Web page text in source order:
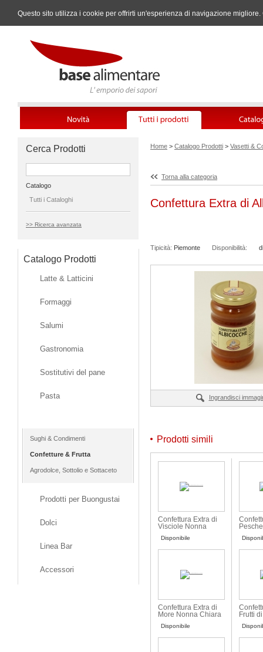
Questo sito utilizza i cookie per offrirti un'esperienza di navigazione
Cerca Prodotti
Catalogo
Tutti i Cataloghi
>> Ricerca avanzata
Catalogo Prodotti
Latte & Latticini
Formaggi
Salumi
Gastronomia
Sostitutivi del pane
Pasta
Sughi & Condimenti
Confetture & Frutta
Agrodolce, Sottolio e Sottaceto
Prodotti per Buongustai
Dolci
Linea Bar
Accessori
Home > Catalogo Prodotti > Vasetti &
Torna alla categoria
Confettura Extra di
Tipicità: Piemonte Disponibilità:
Ingrandisci
Prodotti simili
Confettura Extra di
Visciole Nonna
Disponibile
Confettura Extra di
More Nonna Chiara
Disponibile
Frutti